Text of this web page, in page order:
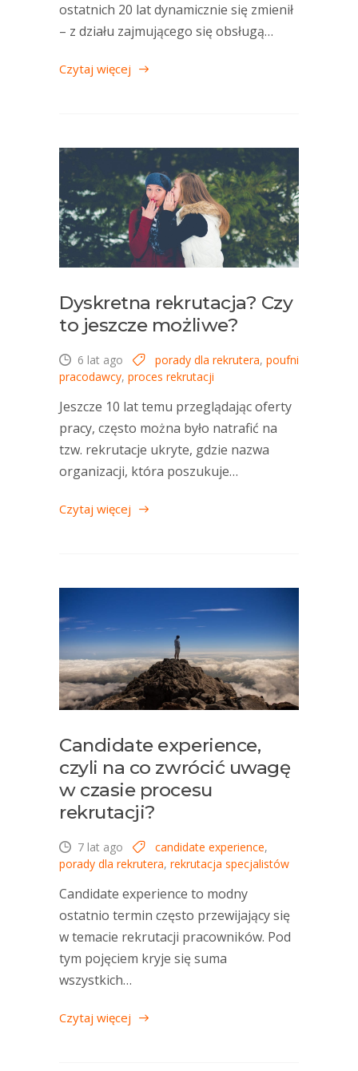
ostatnich 20 lat dynamicznie się zmienił
– z działu zajmującego się obsługą…
Czytaj więcej
Dyskretna rekrutacja? Czy
to jeszcze możliwe?
6 lat ago porady dla rekrutera, poufni
pracodawcy, proces rekrutacji
Jeszcze 10 lat temu przeglądając oferty
pracy, często można było natrafić na
tzw. rekrutacje ukryte, gdzie nazwa
organizacji, która poszukuje…
Czytaj więcej
Candidate experience,
czyli na co zwrócić uwagę
w czasie procesu
rekrutacji?
7 lat ago candidate experience,
porady dla rekrutera, rekrutacja specjalistów
Candidate experience to modny
ostatnio termin często przewijający się
w temacie rekrutacji pracowników. Pod
tym pojęciem kryje się suma
wszystkich…
Czytaj więcej